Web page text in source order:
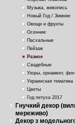
Музыка, живопись
Новый Год / Зимние
Овощи и фрукты
Осенние
Пасхальные
Пейзаж
Разное
Свадебные
Узоры, орнамент, фон
Украинская тематика
Цветы
Год петуха 2017
Гнучкий декор
мереживо)
Декор з